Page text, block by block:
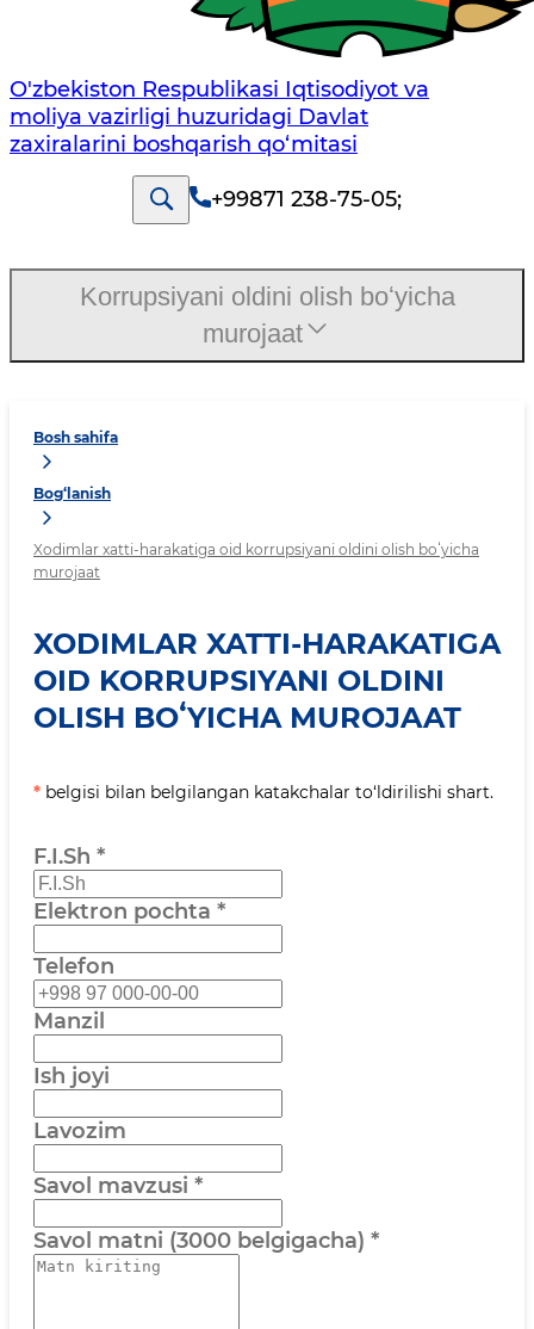
O'zbekiston Respublikasi Iqtisodiyot va
moliya vazirligi huzuridаgi Dаvlаt
zаxirаlаrini boshqаrish qo‘mitаsi
+99871 238-75-05;
Bosh sahifa
Bog‘lanish
Xodimlar xatti-harakatiga oid korrupsiyani oldini olish boʻyicha
murojaat
XODIMLAR XATTI-HARAKATIGA
OID KORRUPSIYANI OLDINI
OLISH BOʻYICHA MUROJAAT
* belgisi bilan belgilangan katakchalar to‘ldirilishi shart.
F.I.Sh *
Elektron pochta *
Telefon
Manzil
Ish joyi
Lavozim
Savol mavzusi *
Savol matni (3000 belgigacha) *
Korrupsiyani oldini olish boʻyicha
murojaat